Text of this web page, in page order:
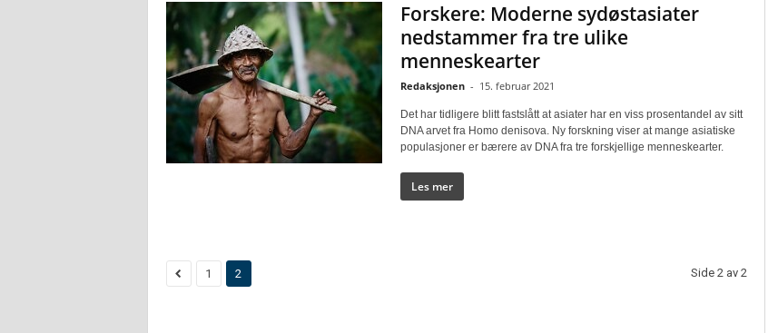
Forskere: Moderne sydøstasiater
nedstammer fra tre ulike
menneskearter
Redaksjonen - 15. februar 2021
Det har tidligere blitt fastslått at asiater har en viss prosentandel av sitt
DNA arvet fra Homo denisova. Ny forskning viser at mange asiatiske
populasjoner er bærere av DNA fra tre forskjellige menneskearter.
Les mer
1 2 Side 2 av 2